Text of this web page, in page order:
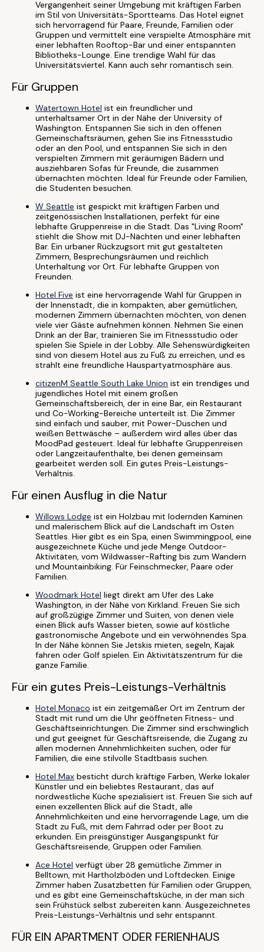
Vergangenheit seiner Umgebung mit kräftigen Farben
im Stil von Universitäts-Sportteams. Das Hotel eignet
sich hervorragend für Paare, Freunde, Familien oder
Gruppen und vermittelt eine verspielte Atmosphäre mit
einer lebhaften Rooftop-Bar und einer entspannten
Bibliotheks-Lounge. Eine trendige Wahl für das
Universitätsviertel. Kann auch sehr romantisch sein.
Für Gruppen
Watertown Hotel ist ein freundlicher und
unterhaltsamer Ort in der Nähe der University of
Washington. Entspannen Sie sich in den offenen
Gemeinschaftsräumen, gehen Sie ins Fitnessstudio
oder an den Pool, und entspannen Sie sich in den
verspielten Zimmern mit geräumigen Bädern und
ausziehbaren Sofas für Freunde, die zusammen
übernachten möchten. Ideal für Freunde oder Familien,
die Studenten besuchen.
W Seattle ist gespickt mit kräftigen Farben und
zeitgenössischen Installationen, perfekt für eine
lebhafte Gruppenreise in die Stadt. Das "Living Room"
stiehlt die Show mit DJ-Nächten und einer lebhaften
Bar. Ein urbaner Rückzugsort mit gut gestalteten
Zimmern, Besprechungsräumen und reichlich
Unterhaltung vor Ort. Für lebhafte Gruppen von
Freunden.
Hotel Five ist eine hervorragende Wahl für Gruppen in
der Innenstadt, die in kompakten, aber gemütlichen,
modernen Zimmern übernachten möchten, von denen
viele vier Gäste aufnehmen können. Nehmen Sie einen
Drink an der Bar, trainieren Sie im Fitnessstudio oder
spielen Sie Spiele in der Lobby. Alle Sehenswürdigkeiten
sind von diesem Hotel aus zu Fuß zu erreichen, und es
strahlt eine freundliche Hauspartyatmosphäre aus.
citizenM Seattle South Lake Union ist ein trendiges und
jugendliches Hotel mit einem großen
Gemeinschaftsbereich, der in eine Bar, ein Restaurant
und Co-Working-Bereiche unterteilt ist. Die Zimmer
sind einfach und sauber, mit Power-Duschen und
weißen Bettwäsche – außerdem wird alles über das
MoodPad gesteuert. Ideal für lebhafte Gruppenreisen
oder Langzeitaufenthalte, bei denen gemeinsam
gearbeitet werden soll. Ein gutes Preis-Leistungs-
Verhältnis.
Für einen Ausflug in die Natur
Willows Lodge ist ein Holzbau mit lodernden Kaminen
und malerischem Blick auf die Landschaft im Osten
Seattles. Hier gibt es ein Spa, einen Swimmingpool, eine
ausgezeichnete Küche und jede Menge Outdoor-
Aktivitäten, vom Wildwasser-Rafting bis zum Wandern
und Mountainbiking. Für Feinschmecker, Paare oder
Familien.
Woodmark Hotel liegt direkt am Ufer des Lake
Washington, in der Nähe von Kirkland. Freuen Sie sich
auf großzügige Zimmer und Suiten, von denen viele
einen Blick aufs Wasser bieten, sowie auf köstliche
gastronomische Angebote und ein verwöhnendes Spa.
In der Nähe können Sie Jetskis mieten, segeln, Kajak
fahren oder Golf spielen. Ein Aktivitätszentrum für die
ganze Familie.
Für ein gutes Preis-Leistungs-Verhältnis
Hotel Monaco ist ein zeitgemäßer Ort im Zentrum der
Stadt mit rund um die Uhr geöffneten Fitness- und
Geschäftseinrichtungen. Die Zimmer sind erschwinglich
und gut geeignet für Geschäftsreisende, die Zugang zu
allen modernen Annehmlichkeiten suchen, oder für
Familien, die eine stilvolle Stadtbasis suchen.
Hotel Max besticht durch kräftige Farben, Werke lokaler
Künstler und ein beliebtes Restaurant, das auf
nordwestliche Küche spezialisiert ist. Freuen Sie sich auf
einen exzellenten Blick auf die Stadt, alle
Annehmlichkeiten und eine hervorragende Lage, um die
Stadt zu Fuß, mit dem Fahrrad oder per Boot zu
erkunden. Ein preisgünstiger Ausgangspunkt für
Geschäftsreisende, Gruppen oder Familien.
Ace Hotel verfügt über 28 gemütliche Zimmer in
Belltown, mit Hartholzböden und Loftdecken. Einige
Zimmer haben Zusatzbetten für Familien oder Gruppen,
und es gibt eine Gemeinschaftsküche, in der man sich
sein Frühstück selbst zubereiten kann. Ausgezeichnetes
Preis-Leistungs-Verhältnis und sehr entspannt.
FÜR EIN APARTMENT ODER FERIENHAUS